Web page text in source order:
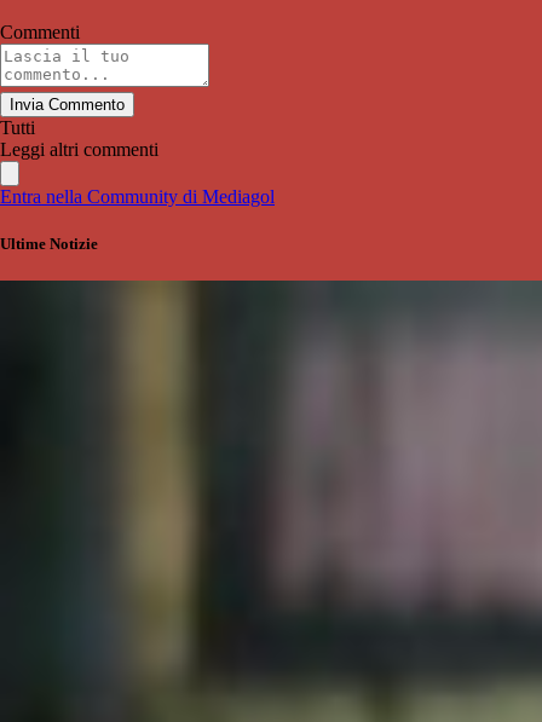
Commenti
Invia Commento
Tutti
Leggi altri commenti
Entra nella Community di Mediagol
Ultime Notizie